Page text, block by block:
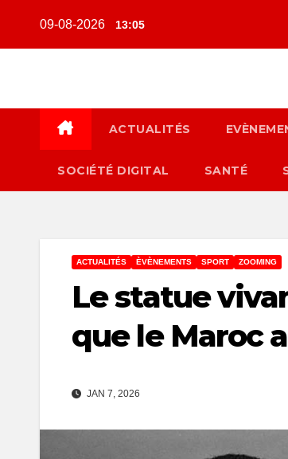
09-08-2026 13:05
ACTUALITÉS
SOCIÉTÉ DIGITAL SANTÉ
ACTUALITÉS ÈVÈNEMENTS SPORT ZOOMING
Le statue
que le Maroc
JAN 7, 2026